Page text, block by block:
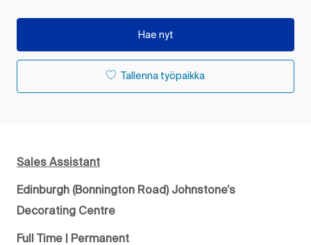
Hae nyt
Tallenna työpaikka
Sales Assistant
Edinburgh (Bonnington Road) Johnstone’s
Decorating Centre
Full Time | Permanent